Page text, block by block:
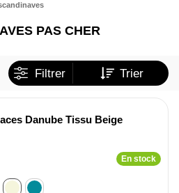
PAS CHER
Filtrer Trier
Danube Tissu Beige
En stock